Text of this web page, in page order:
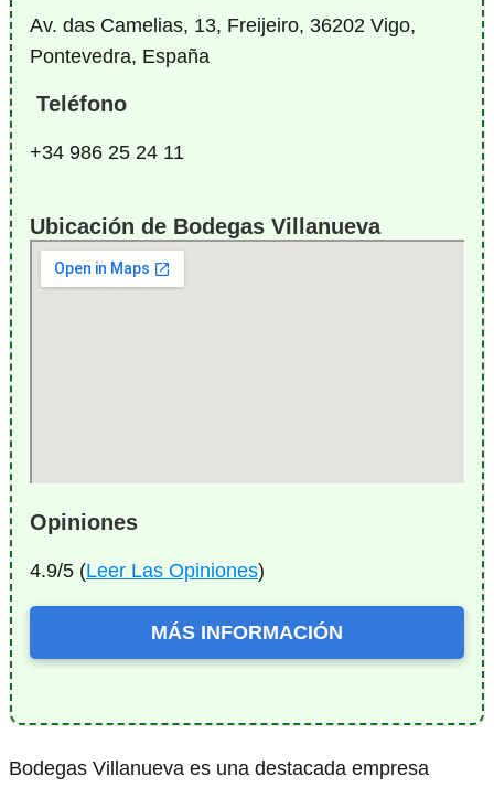
Av. das Camelias, 13, Freijeiro, 36202 Vigo,
Pontevedra, España
Teléfono
+34 986 25 24 11
Ubicación de Bodegas Villanueva
Opiniones
4.9/5 (Leer Las Opiniones)
MÁS INFORMACIÓN
Bodegas Villanueva es una destacada empresa